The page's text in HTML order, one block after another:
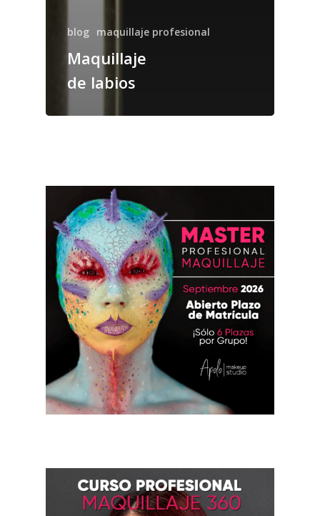
blog maquillaje profesional
Maquillaje
de labios